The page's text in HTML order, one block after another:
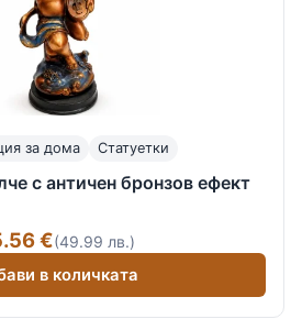
за дома Статуетки
с античен бронзов ефект
€(49.99 лв.)
в количката